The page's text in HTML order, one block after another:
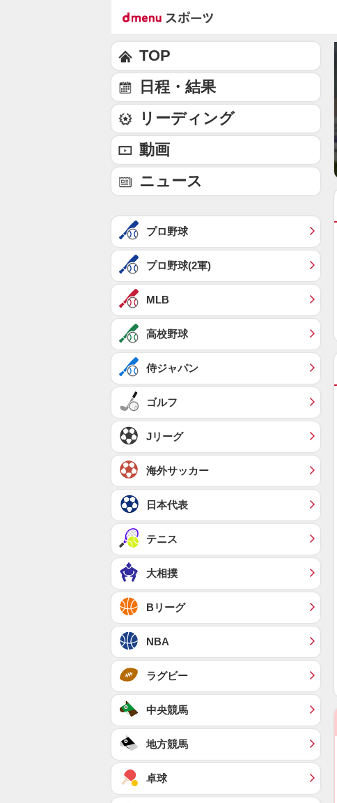
TOP
日程・結果
リーディング
動画
ニュース
プロ野球
プロ野球(2軍)
MLB
高校野球
侍ジャパン
ゴルフ
Jリーグ
海外サッカー
日本代表
テニス
大相撲
Bリーグ
NBA
ラグビー
中央競馬
地方競馬
卓球